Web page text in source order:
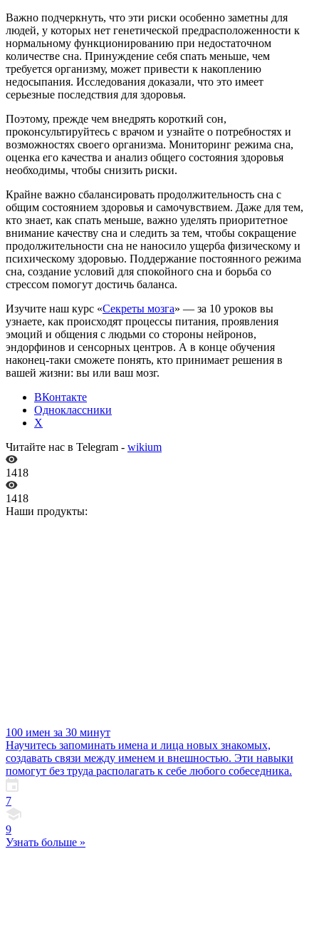
Важно подчеркнуть, что эти риски особенно заметны для
людей, у которых нет генетической предрасположенности к
нормальному функционированию при недостаточном
количестве сна. Принуждение себя спать меньше, чем
требуется организму, может привести к накоплению
недосыпания. Исследования доказали, что это имеет
серьезные последствия для здоровья.
Поэтому, прежде чем внедрять короткий сон,
проконсультируйтесь с врачом и узнайте о потребностях и
возможностях своего организма. Мониторинг режима сна,
оценка его качества и анализ общего состояния здоровья
необходимы, чтобы снизить риски.
Крайне важно сбалансировать продолжительность сна с
общим состоянием здоровья и самочувствием. Даже для тем,
кто знает, как спать меньше, важно уделять приоритетное
внимание качеству сна и следить за тем, чтобы сокращение
продолжительности сна не наносило ущерба физическому и
психическому здоровью. Поддержание постоянного режима
сна, создание условий для спокойного сна и борьба со
стрессом помогут достичь баланса.
Изучите наш курс «Секреты мозга» — за 10 уроков вы
узнаете, как происходят процессы питания, проявления
эмоций и общения с людьми со стороны нейронов,
эндорфинов и сенсорных центров. А в конце обучения
наконец-таки сможете понять, кто принимает решения в
вашей жизни: вы или ваш мозг.
ВКонтакте
Одноклассники
X
Читайте нас в Telegram - wikium
1418
1418
Наши продукты:
100 имен за 30 минут
Научитесь запоминать имена и лица новых знакомых,
создавать связи между именем и внешностью. Эти навыки
помогут без труда располагать к себе любого собеседника.
7
9
Узнать больше »